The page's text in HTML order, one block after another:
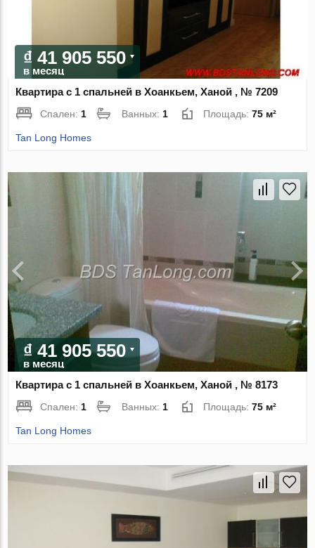
₫ 41 905 550
в месяц
Квартира с 1 спальней в Хоанкьем, Ханой , № 7209
Спален: 1 Ванных: 1 Площадь:75 м²
Tan Long Homes
₫ 41 905 550
в месяц
Квартира с 1 спальней в Хоанкьем, Ханой , № 8173
Спален: 1 Ванных: 1 Площадь:75 м²
Tan Long Homes